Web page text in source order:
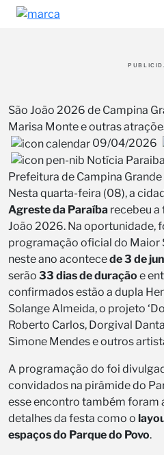
São João 2026 de Campina
Marisa Monte e outras
09/04/2026
Notícia
Prefeitura de Campina Grande
Nesta quarta-feira (08), a
Agreste da Paraíba recebeu a
João 2026. Na oportunidade,
programação oficial do Maior
neste ano acontecede 3 de
serão 33 dias de duração e
confirmados estão a dupla
Solange Almeida, o projeto
Roberto Carlos, Dorgival
Simone Mendes e outros
A programação do foi
convidados na pirâmide do
esse encontro também foram
detalhes da festa como o
espaços do Parque do Povo.